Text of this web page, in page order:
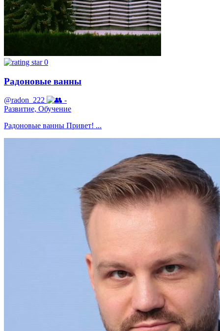
0
Радоновые ванны
@radon_222
-
Развитие, Обучение
Радоновые ванны Привет! ...